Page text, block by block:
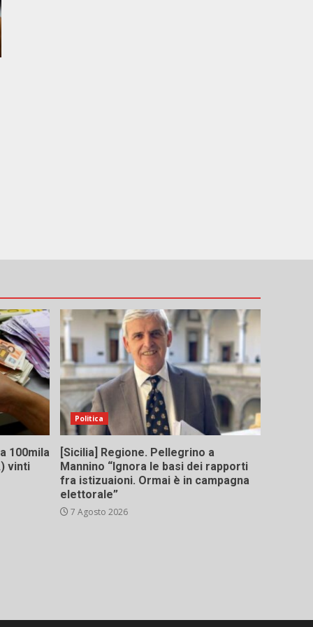
100mila
vinti
Politica
[Sicilia] Regione. Pellegrino a
Mannino “Ignora le basi dei rapporti
fra istizuaioni. Ormai è in campagna
elettorale”
7 Agosto 2026